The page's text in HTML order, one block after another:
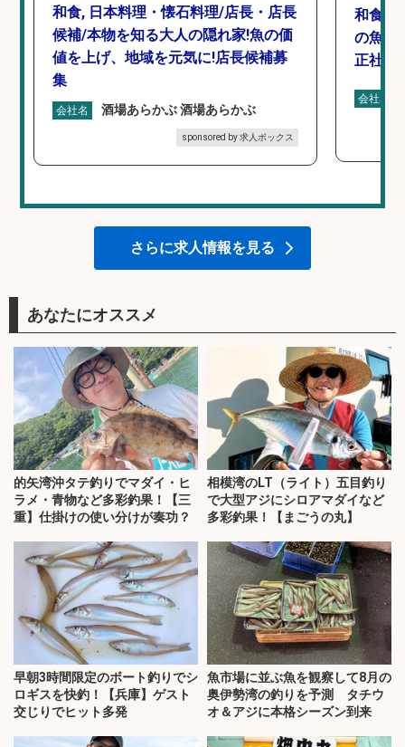
和食, 日本料理・懐石料理/店長・店長
候補/本物を知る大人の隠れ家!魚の価
値を上げ、地域を元気に!店長候補募
集
会社名 酒場あらかぶ 酒場あらかぶ
sponsored by 求人ボックス
和食,
の魚と
正社員
会社名
さらに求人情報を見る
あなたにオススメ
的矢湾沖タテ釣りでマダイ・ヒ
ラメ・青物など多彩釣果！【三
重】仕掛けの使い分けが奏功？
相模湾のLT（ライト）五目釣り
で大型アジにシロアマダイなど
多彩釣果！【まごうの丸】
早朝3時間限定のボート釣りでシ
ロギスを快釣！【兵庫】ゲスト
交じりでヒット多発
魚市場に並ぶ魚を観察して8月の
奥伊勢湾の釣りを予測 タチウ
オ＆アジに本格シーズン到来